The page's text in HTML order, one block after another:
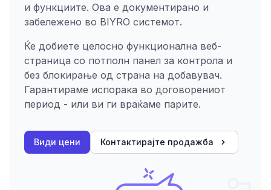
и функциите. Ова е документирано и
забележено во BIYRO системот.
Ќе добиете целосно функционална веб-
страница со потполн панел за контрола и
без блокирање од страна на добавувач.
Гарантираме испорака во договорениот
период - или ви ги враќаме парите.
Види цени Контактирајте продажба